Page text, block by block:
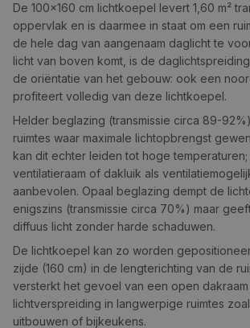
De 100×160 cm lichtkoepel levert 1,60 m²
oppervlak en is daarmee in staat om een
de hele dag van aangenaam daglicht te
licht van boven komt, is de
de oriëntatie van het gebouw: ook een
profiteert volledig van deze lichtkoepel.
Helder beglazing (transmissie circa 89-
ruimtes waar maximale lichtopbrengst
kan dit echter leiden tot hoge temperaturen;
ventilatieraam of dakluik als
aanbevolen. Opaal beglazing dempt de
enigszins (transmissie circa 70%) maar
diffuus licht zonder harde schaduwen.
De lichtkoepel kan zo worden
zijde (160 cm) in de lengterichting van de
versterkt het gevoel van een open
lichtverspreiding in langwerpige ruimtes
uitbouwen of bijkeukens.